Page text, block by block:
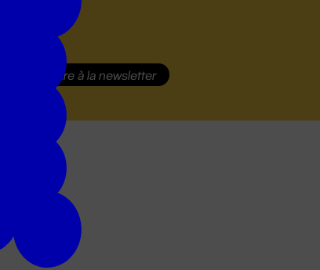
S'inscrire à la newsletter